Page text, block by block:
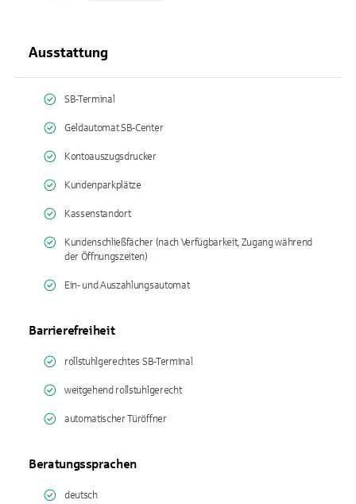
Ausstattung
SB-Terminal
Geldautomat SB-Center
Kontoauszugsdrucker
Kundenparkplätze
Kassenstandort
Kundenschließfächer (nach Verfügbarkeit, Zugang während
der Öffnungszeiten)
Ein- und Auszahlungsautomat
Barrierefreiheit
rollstuhlgerechtes SB-Terminal
weitgehend rollstuhlgerecht
automatischer Türöffner
Beratungssprachen
deutsch